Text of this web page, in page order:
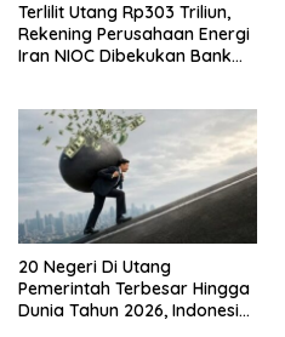
Terlilit Utang Rp303 Triliun,
Rekening Perusahaan Energi
Iran NIOC Dibekukan Bank
20 Negeri Di Utang
Pemerintah Terbesar Hingga
Dunia Tahun 2026, Indonesia